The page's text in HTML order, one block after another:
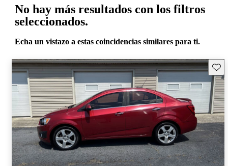
No hay más resultados con los filtros
seleccionados.
Echa un vistazo a estas coincidencias similares para ti.